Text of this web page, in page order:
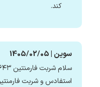
کند.
سوین | 1405/02/05
استفادس و شربت